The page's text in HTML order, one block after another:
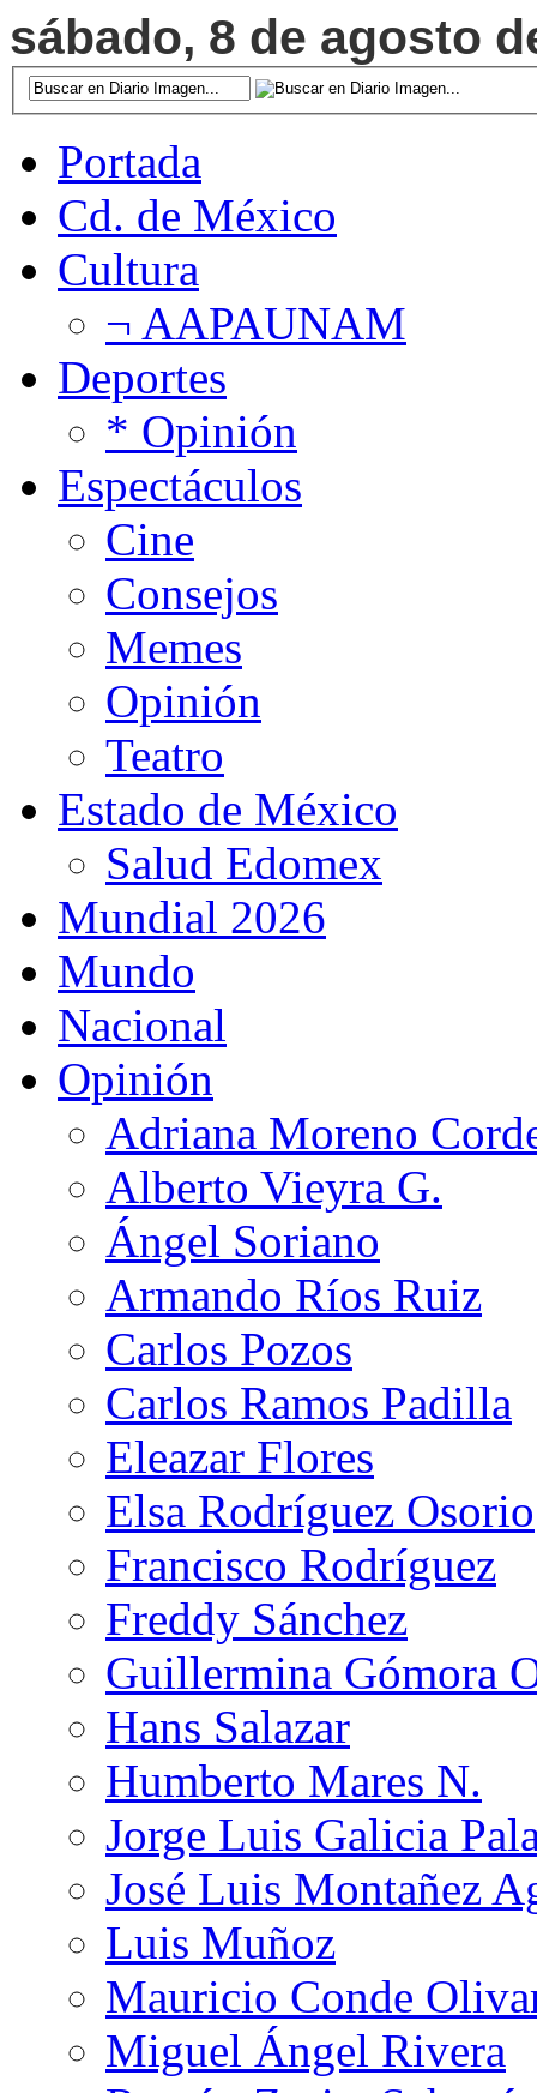
sábado, 8 de agosto
Portada
Cd. de México
Cultura
¬ AAPAUNAM
Deportes
* Opinión
Espectáculos
Cine
Consejos
Memes
Opinión
Teatro
Estado de México
Salud Edomex
Mundial 2026
Mundo
Nacional
Opinión
Adriana Moreno
Alberto Vieyra G.
Ángel Soriano
Armando Ríos Ruiz
Carlos Pozos
Carlos Ramos Padilla
Eleazar Flores
Elsa Rodríguez Osorio
Francisco Rodríguez
Freddy Sánchez
Guillermina Gómora
Hans Salazar
Humberto Mares N.
Jorge Luis Galicia
José Luis Montañez
Luis Muñoz
Mauricio Conde
Miguel Ángel Rivera